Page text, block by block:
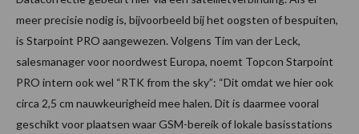
meer precisie nodig is, bijvoorbeeld bij het oogsten of bespuiten,
is Starpoint PRO aangewezen. Volgens Tim van der Leck,
salesmanager voor noordwest Europa, noemt Topcon Starpoint
PRO intern ook wel “RTK from the sky”: “Dit omdat we hier ook
circa 2,5 cm nauwkeurigheid mee halen. Dit is daarmee vooral
geschikt voor plaatsen waar GSM-bereik of lokale basisstations